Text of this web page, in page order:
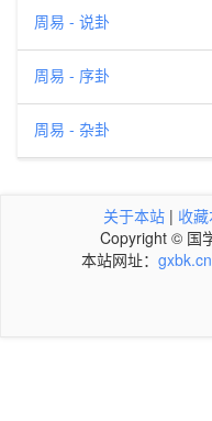
周易 - 说卦
周易 - 序卦
周易 - 杂卦
关于本站 | 收
Copyright © 国
本站网址： gxbk.cn